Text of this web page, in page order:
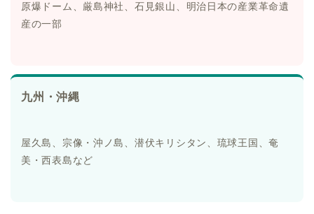
原爆ドーム、厳島神社、石見銀山、明治日本の産業革命遺
産の一部
九州・沖縄
屋久島、宗像・沖ノ島、潜伏キリシタン、琉球王国、奄
美・西表島など